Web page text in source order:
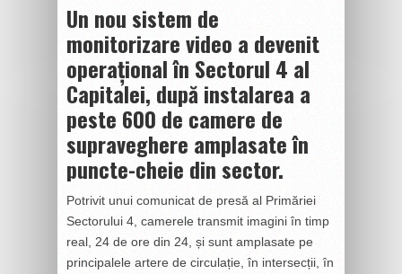
Un nou sistem de
monitorizare video a devenit
operațional în Sectorul 4 al
Capitalei, după instalarea a
peste 600 de camere de
supraveghere amplasate în
puncte-cheie din sector.
Potrivit unui comunicat de presă al Primăriei
Sectorului 4, camerele transmit imagini în timp
real, 24 de ore din 24, și sunt amplasate pe
principalele artere de circulație, în intersecții, în